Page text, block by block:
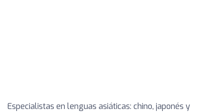
Especialistas en lenguas asiáticas: chino, japonés y